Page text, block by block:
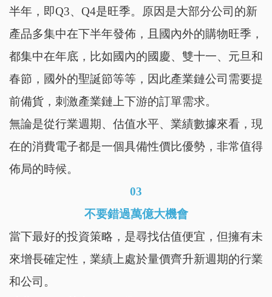
半年，即Q3、Q4是旺季。原因是大部分公司的新
產品多集中在下半年發佈，且國內外的購物旺季，
都集中在年底，比如國內的國慶、雙十一、元旦和
春節，國外的聖誕節等等，因此產業鏈公司需要提
前備貨，刺激產業鏈上下游的訂單需求。
無論是從行業週期、估值水平、業績數據來看，現
在的消費電子都是一個具備性價比優勢，非常值得
佈局的時候。
03
不要錯過萬億大機會
當下最好的投資策略，是尋找估值便宜，但擁有未
來增長確定性，業績上處於量價齊升新週期的行業
和公司。